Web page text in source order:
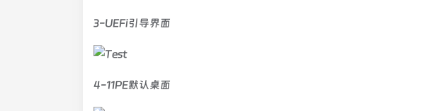
3-UEFi引导界面
4-11PE默认桌面